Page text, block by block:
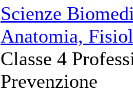
Scienze
Anatomia,
Classe 4
Prevenzione